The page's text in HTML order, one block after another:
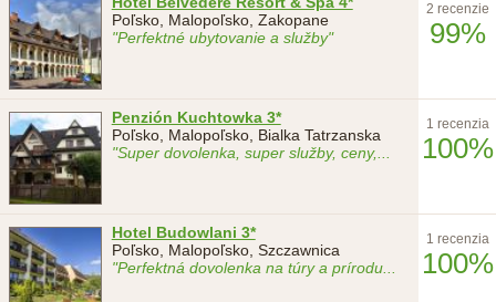
Poľsko, Malopoľsko, Zakopane
"Perfektné ubytovanie a služby"
2 recenzie
99%
Penzión Kuchtowka 3*
Poľsko, Malopoľsko, Bialka Tatrzanska
"Super dovolenka, super služby, ceny,
1 recenzia
100%
Hotel Budowlani 3*
Poľsko, Malopoľsko, Szczawnica
"Perfektná dovolenka na túry a prírodu...
1 recenzia
100%